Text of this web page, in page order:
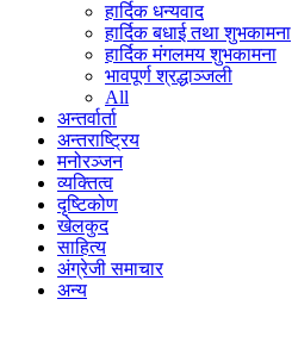
हार्दिक धन्यवाद
हार्दिक बधाई तथा शुभकामना
हार्दिक मंगलमय शुभकामना
भावपूर्ण श्रद्धाञ्जली
All
अन्तर्वार्ता
अन्तराष्ट्रिय
मनोरञ्जन
व्यक्तित्व
दृष्टिकोण
खेलकुद
साहित्य
अंग्रेजी समाचार
अन्य